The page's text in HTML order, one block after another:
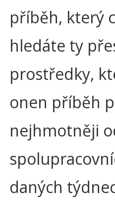
příběh, který
hledáte ty
prostředky,
onen příběh
nejhmotněji
daných